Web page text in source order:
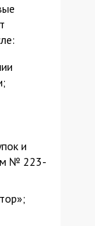
и
№ 223-